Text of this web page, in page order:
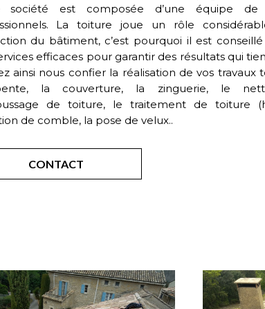
société est composée d’une équipe de
La toiture joue un rôle
du bâtiment, c’est pourquoi il est conseillé
efficaces pour garantir des résultats qui
ainsi nous confier la réalisation de vos travaux
la couverture, la zinguerie, le
de toiture, le traitement de toiture
de comble, la pose de velux..
CONTACT